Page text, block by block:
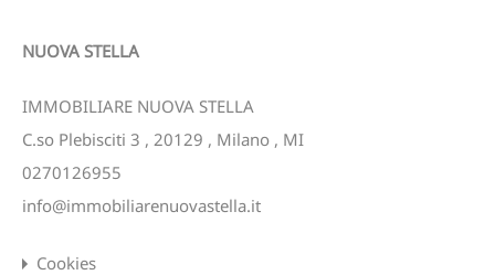
NUOVA STELLA
IMMOBILIARE NUOVA STELLA
C.so Plebisciti 3 , 20129 , Milano , MI
0270126955
info@immobiliarenuovastella.it
Cookies